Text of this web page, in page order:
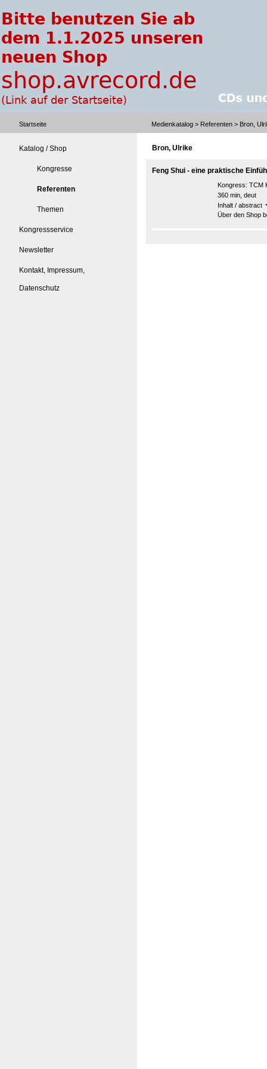
Startseite Medienkatalog > Referenten > Bron,
Katalog / Shop
Kongresse
Referenten
Themen
Kongressservice
Newsletter
Kontakt, Impressum,
Datenschutz
Bron, Ulrike
Feng Shui - eine praktische
Kongress: TCM
360 min, deut
Inhalt / abstract
Über den Shop